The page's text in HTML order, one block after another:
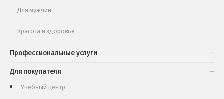
Для мужчин
Красота и здоровье
Профессиональные услуги
Для покупателя
Учебный центр